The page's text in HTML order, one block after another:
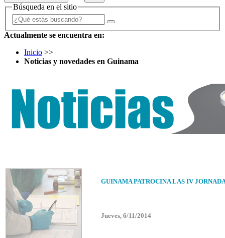
Búsqueda en el sitio
Actualmente se encuentra en:
Inicio >>
Noticias y novedades en Guinama
GUINAMA PATROCINA LAS IV
Jueves, 6/11/2014